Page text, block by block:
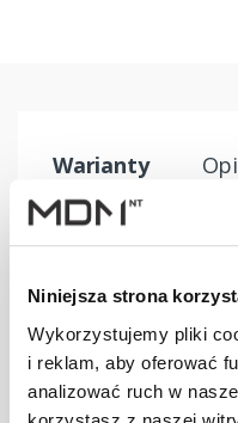
Niniejsza strona
Wykorzystujemy pliki
i reklam, aby oferować
analizować ruch w
Warianty